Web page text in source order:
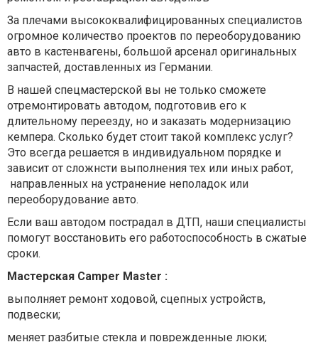
За плечами высококвалифицированных специалистов
огромное количество проектов по переоборудованию
авто в кастенвагены, большой арсенал оригинальных
запчастей, доставленных из Германии.
В нашей спецмастерской вы не только сможете
отремонтировать автодом, подготовив его к
длительному переезду, но и заказать модернизацию
кемпера. Сколько будет стоит такой комплекс услуг?
Это всегда решается в индивидуальном порядке и
зависит от сложнcти выполнения тех или иных работ,
направленных на устранение неполадок или
переоборудование авто.
Если ваш автодом пострадал в ДТП, наши специалисты
помогут восстановить его работоспособность в сжатые
сроки.
Мастерская Camper Master :
выполняет ремонт ходовой, сцепных устройств,
подвески;
меняет разбитые стекла и поврежденные люки;